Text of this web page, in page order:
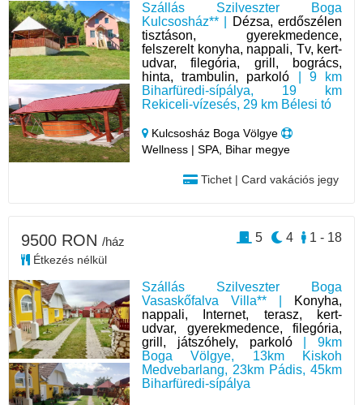
Szállás Szilveszter Boga
Kulcsosház** |
Dézsa, erdőszélen
tisztáson, gyerekmedence,
felszerelt konyha, nappali, Tv, kert-
udvar, filegória, grill, bogrács,
hinta, trambulin, parkoló | 9 km
Biharfüredi-sípálya, 19 km
Rekiceli-vízesés, 29 km Bélesi tó
Kulcsosház Boga Völgye
Wellness | SPA, Bihar megye
Tichet | Card vakációs jegy
Szállás Szilveszter Boga
Vasaskőfalva Villa** |
Konyha,
nappali, Internet, terasz, kert-
udvar, gyerekmedence, filegória,
grill, játszóhely, parkoló| 9km
Boga Völgye, 13km Kiskoh
Medvebarlang, 23km Pádis, 45km
Biharfüredi-sípálya
9500 RON /ház
Étkezés nélkül
1 - 18
4
5